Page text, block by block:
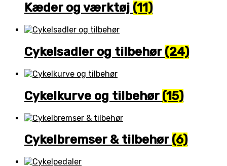
Kæder og værktøj (11)
Cykelsadler og tilbehør (24)
Cykelkurve og tilbehør (15)
Cykelbremser & tilbehør (6)